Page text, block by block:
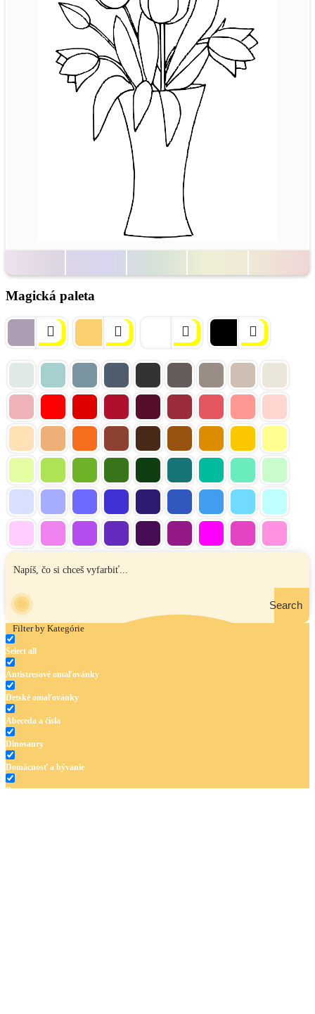
Magická paleta
Search
Filter by Kategórie
Select all
Antistresové omaľovánky
Detské omaľovánky
Abeceda a čísla
Dinosaury
Domácnosť a bývanie
Doprava